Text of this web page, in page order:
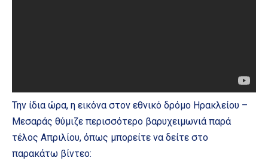
Την ίδια ώρα, η εικόνα στον εθνικό δρόμο Ηρακλείου –
Μεσαράς θύμιζε περισσότερο βαρυχειμωνιά παρά
τέλος Απριλίου, όπως μπορείτε να δείτε στο
παρακάτω βίντεο: